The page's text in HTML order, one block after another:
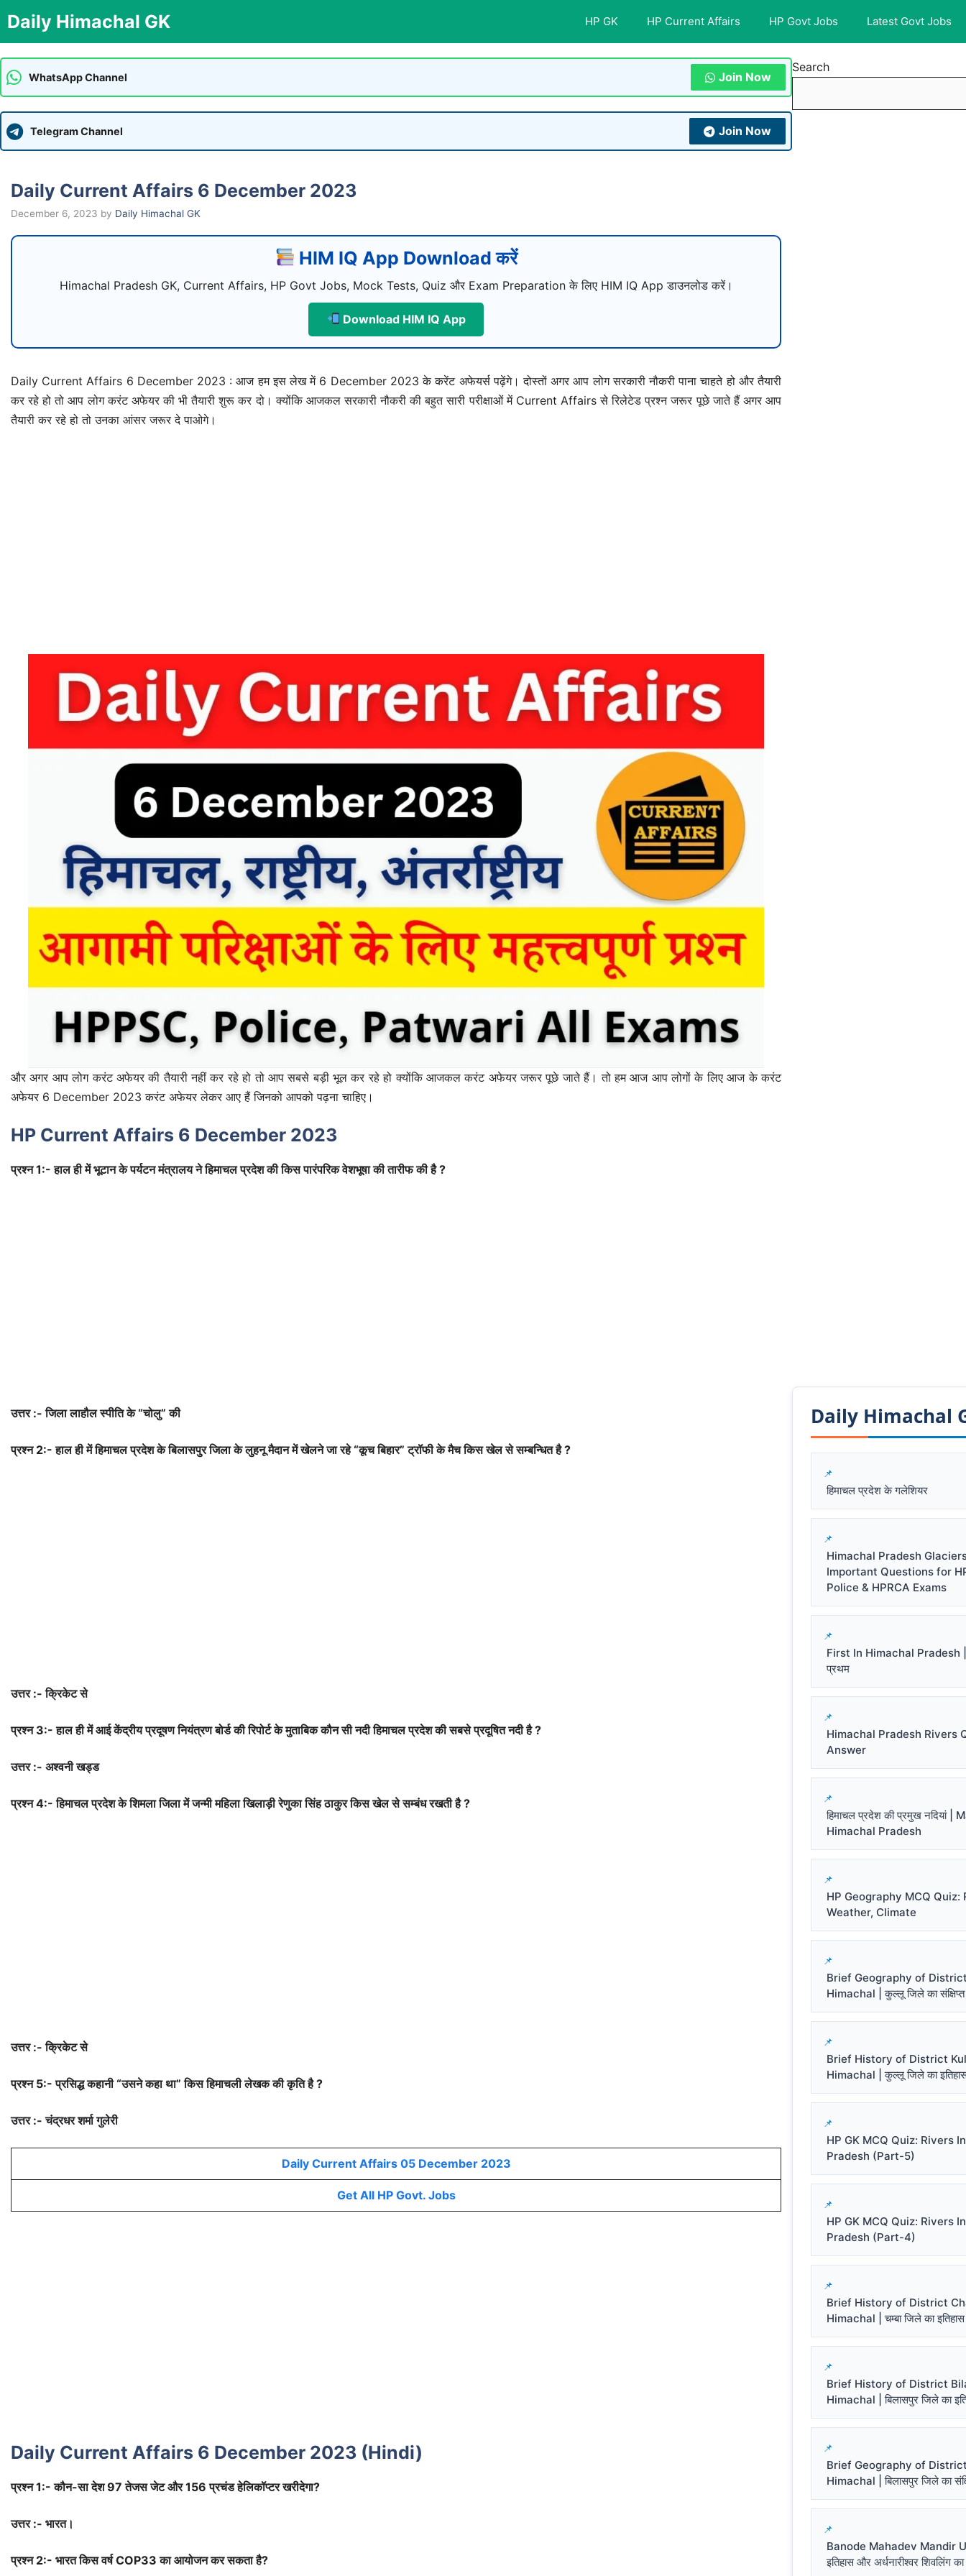
to
content
Daily Himachal GK HP GK HP Current Affairs HP Govt Jobs Latest Govt Jobs
WhatsApp Channel Join Now
Telegram Channel Join Now
Daily Current Affairs 6 December 2023
December 6, 2023 by Daily Himachal GK
HIM IQ App Download करें
Himachal Pradesh GK, Current Affairs, HP Govt Jobs, Mock Tests, Quiz और Exam Preparation के लिए HIM IQ App डाउनलोड करें।
Download HIM IQ App
Daily Current Affairs 6 December 2023 : आज हम इस लेख में 6 December 2023 के करेंट अफेयर्स पढ़ेंगे। दोस्तों अगर आप लोग सरकारी नौकरी पाना चाहते हो और तैयारी
कर रहे हो तो आप लोग करंट अफेयर की भी तैयारी शुरू कर दो। क्योंकि आजकल सरकारी नौकरी की बहुत सारी परीक्षाओं में Current Affairs से रिलेटेड प्रश्न जरूर पूछे जाते हैं अगर आप
तैयारी कर रहे हो तो उनका आंसर जरूर दे पाओगे।
और अगर आप लोग करंट अफेयर की तैयारी नहीं कर रहे हो तो आप सबसे बड़ी भूल कर रहे हो क्योंकि आजकल करंट अफेयर जरूर पूछे जाते हैं। तो हम आज आप लोगों के लिए आज के करंट
अफेयर 6 December 2023 करंट अफेयर लेकर आए हैं जिनको आपको पढ़ना चाहिए।
HP Current Affairs 6 December 2023
प्रश्न 1:- हाल ही में भूटान के पर्यटन मंत्रालय ने हिमाचल प्रदेश की किस पारंपरिक वेशभूषा की तारीफ की है ?
उत्तर :- जिला लाहौल स्पीति के “चोलु” की
प्रश्न 2:- हाल ही में हिमाचल प्रदेश के बिलासपुर जिला के लुहनू मैदान में खेलने जा रहे “कूच बिहार” ट्रॉफी के मैच किस खेल से सम्बन्धित है ?
उत्तर :- क्रिकेट से
प्रश्न 3:- हाल ही में आई केंद्रीय प्रदूषण नियंत्रण बोर्ड की रिपोर्ट के मुताबिक कौन सी नदी हिमाचल प्रदेश की सबसे प्रदूषित नदी है ?
उत्तर :- अश्वनी खड्ड
प्रश्न 4:- हिमाचल प्रदेश के शिमला जिला में जन्मी महिला खिलाड़ी रेणुका सिंह ठाकुर किस खेल से सम्बंध रखती है ?
उत्तर :- क्रिकेट से
प्रश्न 5:- प्रसिद्ध कहानी “उसने कहा था” किस हिमाचली लेखक की कृति है ?
उत्तर :- चंद्रधर शर्मा गुलेरी
Daily Current Affairs 05 December 2023
Get All HP Govt. Jobs
Daily Current Affairs 6 December 2023 (Hindi)
प्रश्न 1:-कौन-सा देश 97 तेजस जेट और 156 प्रचंड हेलिकॉप्टरखरीदेगा?
उत्तर :- भारत।
प्रश्न 2:- भारत किस वर्ष COP33 का आयोजनकर सकता है?
Search
Daily Himachal
हिमाचल प्रदेश के गलेशियर
Himachal Pradesh
Important Questions for
Police & HPRCA Exams
First In Himachal Pradesh |
प्रथम
Himachal Pradesh Rivers
Answer
हिमाचल प्रदेश की प्रमुख नदियां
Himachal Pradesh
HP Geography MCQ Quiz:
Weather, Climate
Brief Geography of
Himachal | कुल्लू जिले का
Brief History of District
Himachal | कुल्लू जिले का
HP GK MCQ Quiz: Rivers
Pradesh (Part-5)
HP GK MCQ Quiz: Rivers
Pradesh (Part-4)
Brief History of District
Himachal | चम्बा जिले का इतिहास
Brief History of District
Himachal | बिलासपुर जिले का
Brief Geography of
Himachal | बिलासपुर जिले का
Banode Mahadev Mandir
इतिहास और अर्धनारीश्वर शिवलिंग